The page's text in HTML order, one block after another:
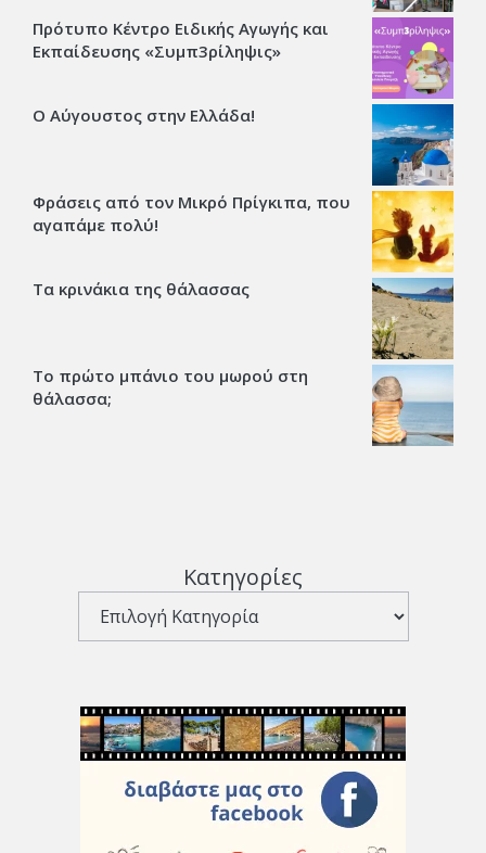
Πρότυπο Κέντρο Ειδικής Αγωγής και
Εκπαίδευσης «Συμπ3ρίληψις»
Ο Αύγουστος στην Ελλάδα!
Φράσεις από τον Μικρό Πρίγκιπα, που
αγαπάμε πολύ!
Τα κρινάκια της θάλασσας
Το πρώτο μπάνιο του μωρού στη
θάλασσα;
Κατηγορίες